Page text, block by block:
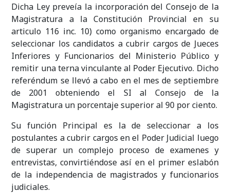
Dicha Ley preveía la incorporación del Consejo de la
Magistratura a la Constitución Provincial en su
articulo 116 inc. 10) como organismo encargado de
seleccionar los candidatos a cubrir cargos de Jueces
Inferiores y Funcionarios del Ministerio Público y
remitir una terna vinculante al Poder Ejecutivo. Dicho
referéndum se llevó a cabo en el mes de septiembre
de 2001 obteniendo el SI al Consejo de la
Magistratura un porcentaje superior al 90 por ciento.
Su función Principal es la de seleccionar a los
postulantes a cubrir cargos en el Poder Judicial luego
de superar un complejo proceso de examenes y
entrevistas, convirtiéndose así en el primer eslabón
de la independencia de magistrados y funcionarios
judiciales.